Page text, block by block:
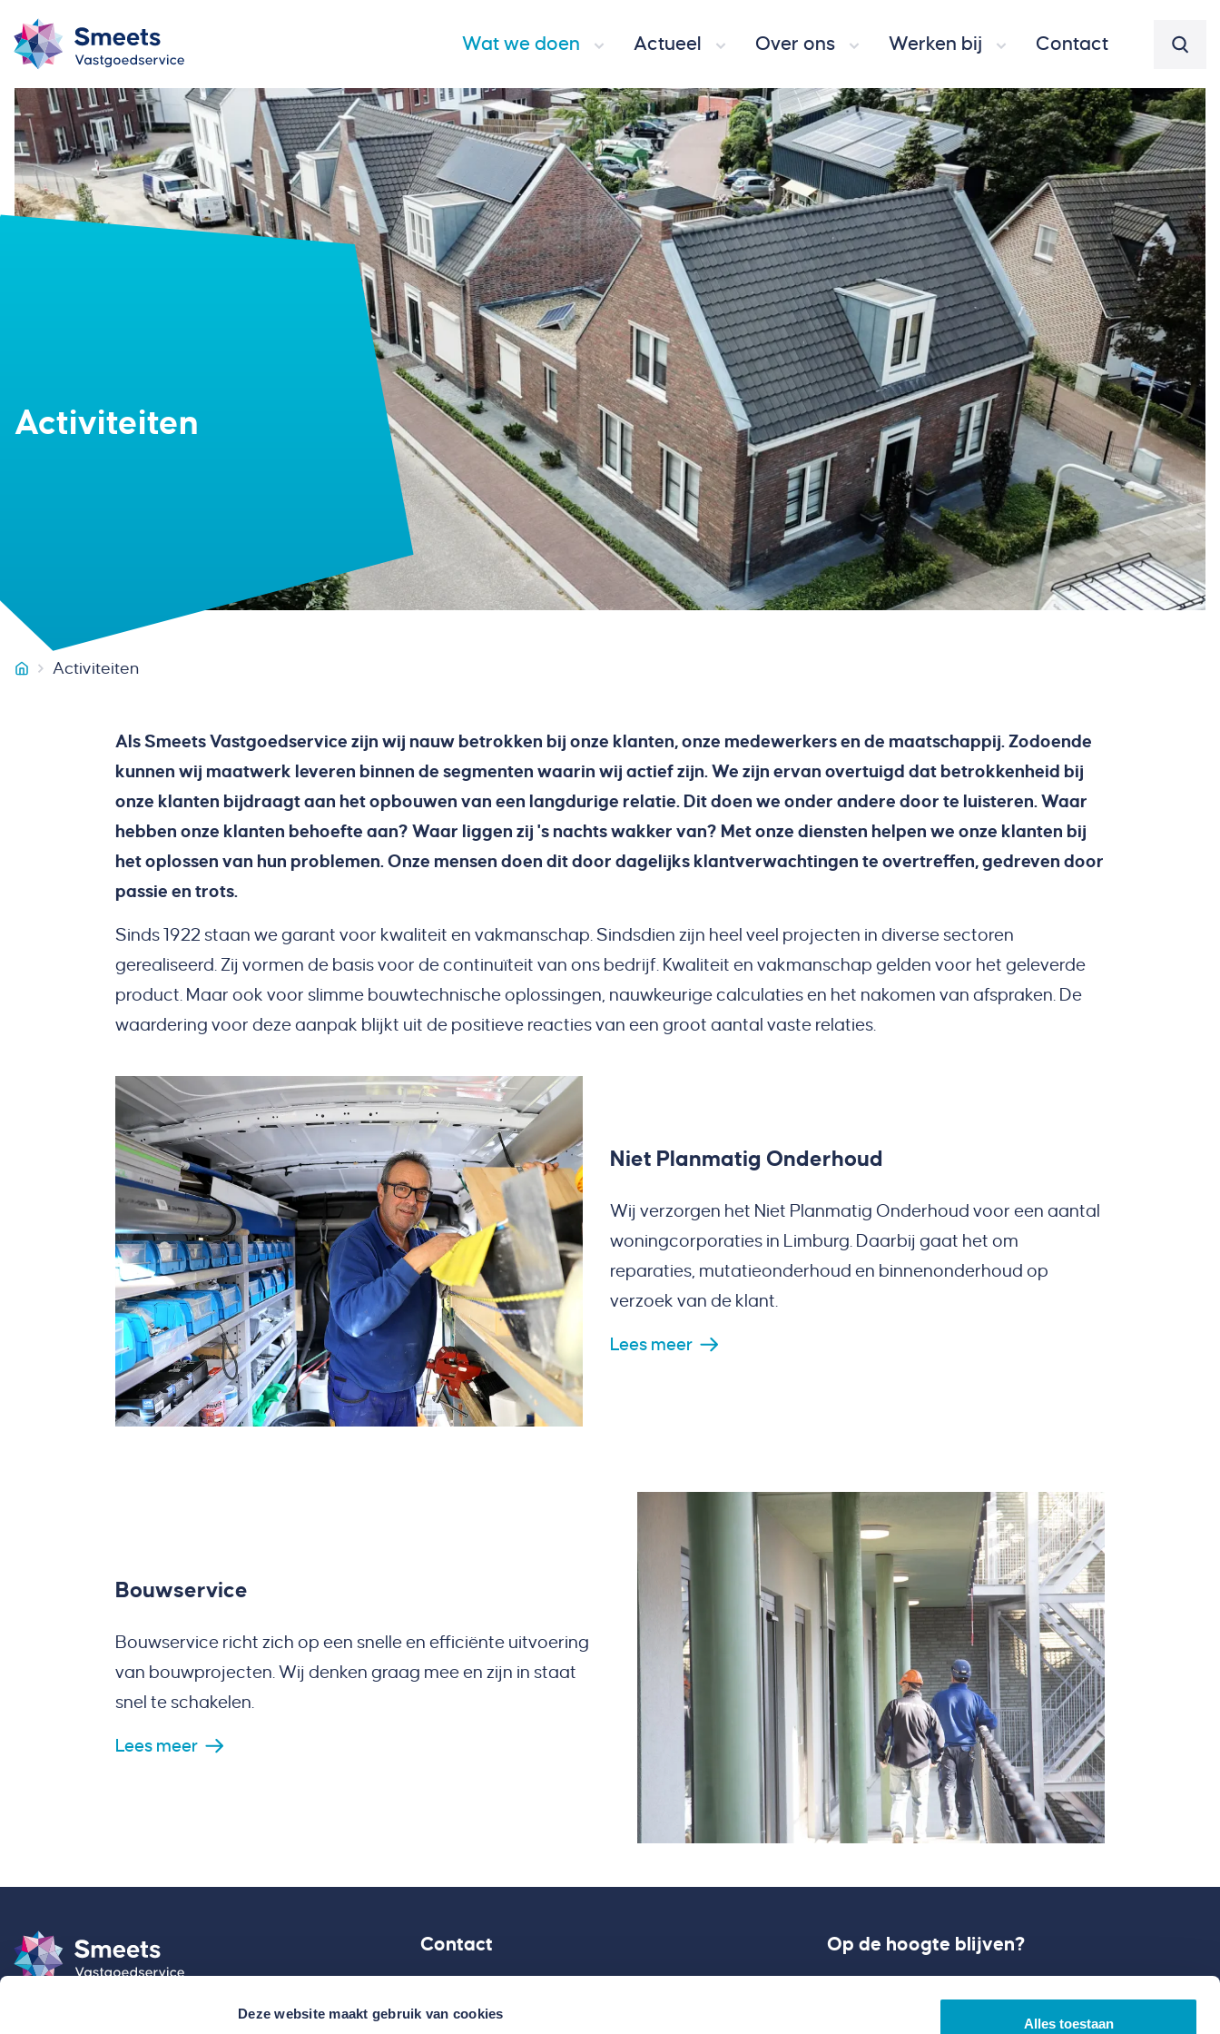
Deze website maakt gebruik van cookies
Alles toestaan
Wat we doen Actueel Over ons Werken bij Contact
Activiteiten
Smeets Vastgoedservice
Activiteiten
Als Smeets Vastgoedservice zijn wij nauw betrokken bij onze klanten, onze medewerkers en de maatschappij.Zodoende
kunnen wij maatwerk leveren binnen de segmenten waarin wij actief zijn. We zijn ervan overtuigd dat betrokkenheid bij
onze klanten bijdraagt aan het opbouwen van een langdurige relatie. Dit doen we onder andere door te luisteren. Waar
hebben onze klanten behoefte aan? Waar liggen zij 's nachts wakker van? Met onze diensten helpen we onze klanten bij
het oplossen van hun problemen. Onze mensen doen dit door dagelijks klantverwachtingen te overtreffen, gedreven door
passie en trots.
Sinds 1922 staan we garant voor kwaliteit en vakmanschap. Sindsdien zijn heel veel projecten in diverse sectoren
gerealiseerd. Zij vormen de basis voor de continuïteit van ons bedrijf. Kwaliteit en vakmanschap gelden voor het geleverde
product. Maar ook voor slimme bouwtechnische oplossingen, nauwkeurige calculaties en het nakomen van afspraken. De
waardering voor deze aanpak blijkt uit de positieve reacties van een groot aantal vaste relaties.
Niet Planmatig Onderhoud
Wij verzorgen het Niet Planmatig Onderhoud voor een aantal
woningcorporaties in Limburg. Daarbij gaat het om
reparaties, mutatieonderhoud en binnenonderhoud op
verzoek van de klant.
Lees meer
Bouwservice
Bouwservice richt zich op een snelle en efficiënte uitvoering
van bouwprojecten. Wij denken graag mee en zijn in staat
snel te schakelen.
Lees meer
Contact
Routebeschrijving
Op de hoogte blijven?
rondom ontwikkelen en bouwen.